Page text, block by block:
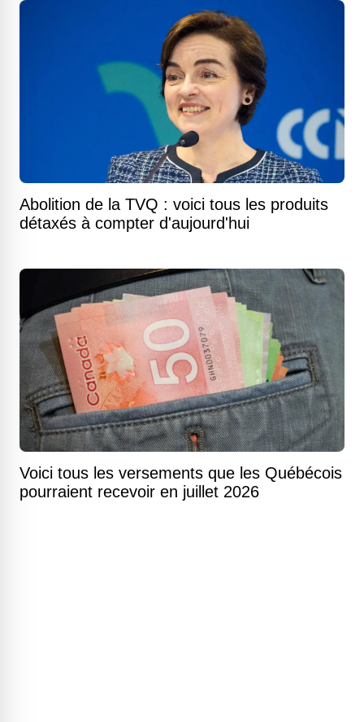
Abolition de la TVQ : voici tous les produits
détaxés à compter d'aujourd'hui
Voici tous les versements que les Québécois
pourraient recevoir en juillet 2026